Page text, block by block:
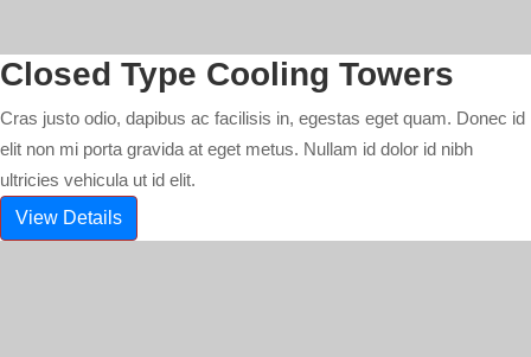
Closed Type Cooling Towers
Cras justo odio, dapibus ac facilisis in, egestas eget quam. Donec id
elit non mi porta gravida at eget metus. Nullam id dolor id nibh
ultricies vehicula ut id elit.
View Details